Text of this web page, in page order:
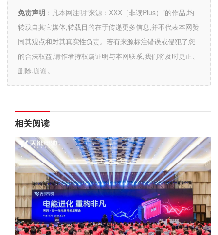
免责声明 ： 凡本网注明“来源：XXX（非读Plus）”的作品,均
转载自其它媒体,转载目的在于传递更多信息,并不代表本网赞
同其观点和对其真实性负责。若有来源标注错误或侵犯了您
的合法权益,请作者持权属证明与本网联系,我们将及时更正、
删除,谢谢。
相关阅读